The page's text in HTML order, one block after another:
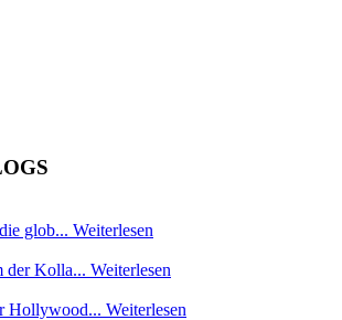
glob... Weiterlesen
der Kolla... Weiterlesen
Hollywood... Weiterlesen